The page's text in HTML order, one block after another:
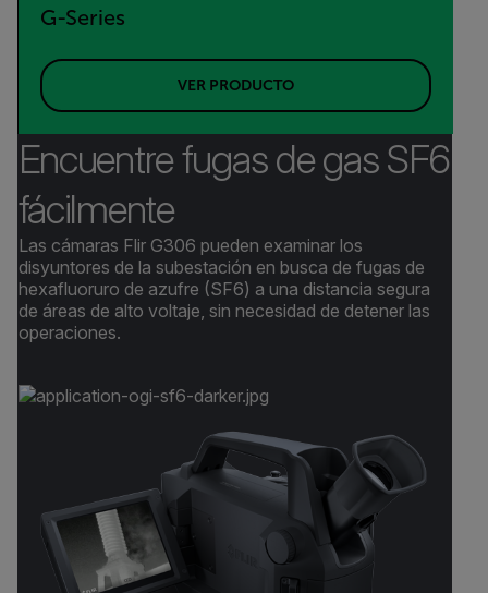
G-Series
VER PRODUCTO
Encuentre fugas de gas SF6
fácilmente
Las cámaras Flir G306 pueden examinar los
disyuntores de la subestación en busca de fugas de
hexafluoruro de azufre (SF6) a una distancia segura
de áreas de alto voltaje, sin necesidad de detener las
operaciones.